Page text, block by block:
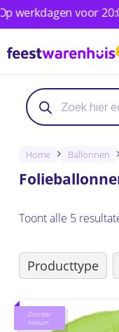
Skip
to
main
voor
Producten
zoeken
Producten
zoeken
Home Ballonnen
Toont alle 5
Producttype
Zonder
helium